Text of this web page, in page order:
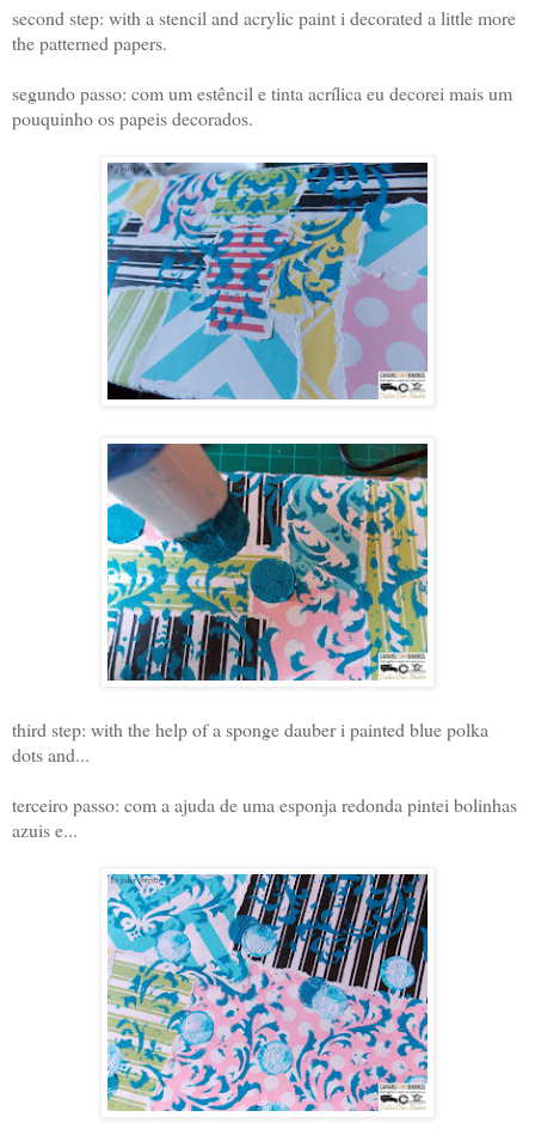
second step: with a stencil and acrylic paint i decorated a little more
the patterned papers.
segundo passo: com um estêncil e tinta acrílica eu decorei mais um
pouquinho os papeis decorados.
third step: with the help of a sponge dauber i painted blue polka
dots and...
terceiro passo: com a ajuda de uma esponja redonda pintei bolinhas
azuis e...